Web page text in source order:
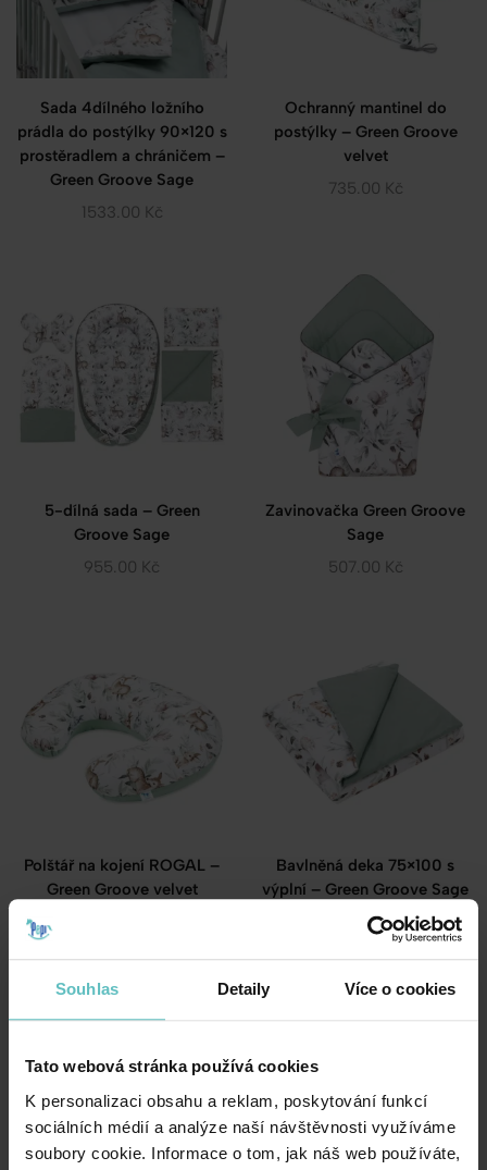
Souhlas Detaily Více o cookies
Tato webová stránka používá cookies
K personalizaci obsahu a reklam, poskytování funkcí
sociálních médií a analýze naší návštěvnosti využíváme
soubory cookie. Informace o tom, jak náš web používáte,
Sada 4dílného ložního
prádla do postýlky 90×120 s
prostěradlem a chráničem –
Green Groove Sage
1533.00 Kč
Ochranný mantinel do
postýlky – Green Groove
velvet
735.00 Kč
5-dílná sada – Green
Groove Sage
955.00 Kč
Zavinovačka Green Groove
Sage
507.00 Kč
Polštář na kojení ROGAL –
Green Groove velvet
Bavlněná deka 75×100 s
výplní – Green Groove Sage
393.00Kč